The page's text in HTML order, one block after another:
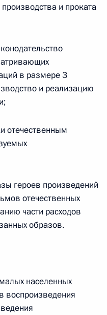
и проката
в размере 3
и реализацию
отечественным
героев произведений
отечественных
части расходов
образов.
населенных
воспроизведения